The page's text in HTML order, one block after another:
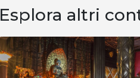
Esplora altri